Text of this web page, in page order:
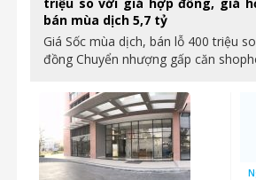
bán mùa dịch 5,7 tỷ
Giá Sốc mùa dịch, bán lỗ 400 triệu
đồng Chuyển nhượng gấp căn